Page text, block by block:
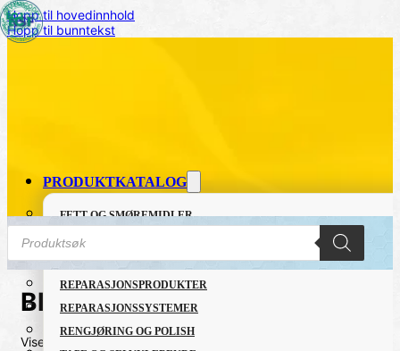
Hopp til hovedinnhold
Hopp til bunntekst
PRODUKTKATALOG
FETT OG SMØREMIDLER
GRUNNING OG LAKK
LIM OG TETTEMASSER
REPARASJONSPRODUKTER
REPARASJONSSYSTEMER
RENGJØRING OG POLISH
Products
search
Black
Viser alle 10 resultaterSortert